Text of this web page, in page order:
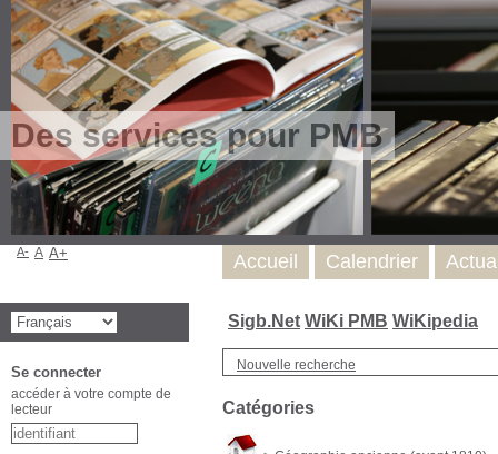
Des services pour PMB
Sigb.Net WiKi PMB WiKipedia
Nouvelle recherche
Catégories
Accueil Calendrier
A- A A+
Se connecter
accéder à votre compte de
lecteur